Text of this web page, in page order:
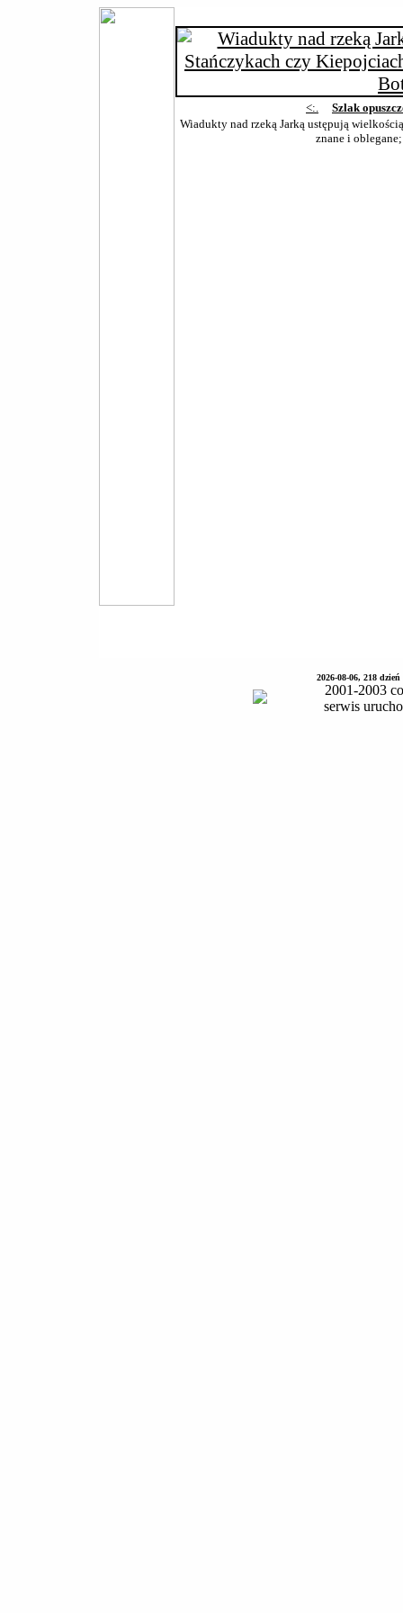
<:.
Szlak
Wiadukty nad rzeką Jarką ustępują
znane i
2026-08-06, 218
2001-2003
serwis